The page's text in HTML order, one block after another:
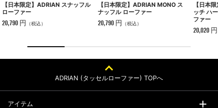
【日本限定】ADRIAN スナッフル
ローファー
20,790 円 （税込）
【日本限定】ADRIAN MONO ス
ナッフル ローファー
20,790 円 （税込）
【日本
ッチ ハ
ファー
20,020 円
ADRIAN (タッセルローファー) TOPへ
アイテム